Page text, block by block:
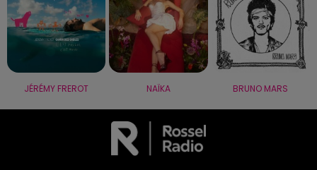
JÉRÉMY FREROT NAÏKA BRUNO MARS